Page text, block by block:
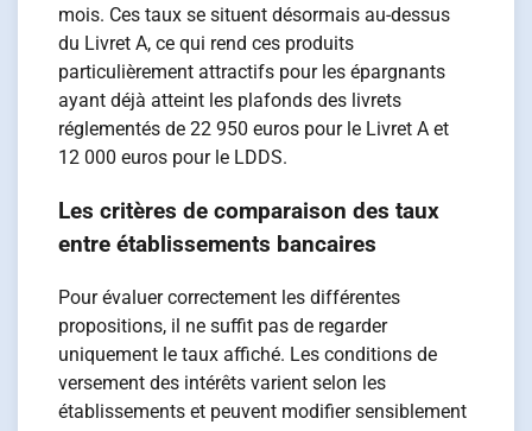
mois. Ces taux se situent désormais au-dessus
du Livret A, ce qui rend ces produits
particulièrement attractifs pour les épargnants
ayant déjà atteint les plafonds des livrets
réglementés de 22 950 euros pour le Livret A et
12 000 euros pour le LDDS.
Les critères de comparaison des taux
entre établissements bancaires
Pour évaluer correctement les différentes
propositions, il ne suffit pas de regarder
uniquement le taux affiché. Les conditions de
versement des intérêts varient selon les
établissements et peuvent modifier sensiblement